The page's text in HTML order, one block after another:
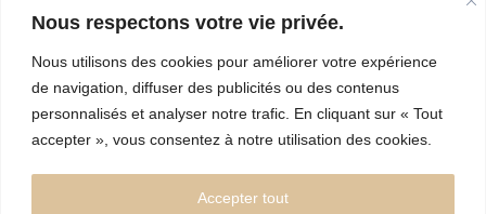
Nous respectons votre vie privée.
Nous utilisons des cookies pour améliorer votre expérience
de navigation, diffuser des publicités ou des contenus
personnalisés et analyser notre trafic. En cliquant sur « Tout
accepter », vous consentez à notre utilisation des cookies.
Accepter tout
Politiques de confidentialité
Cookies